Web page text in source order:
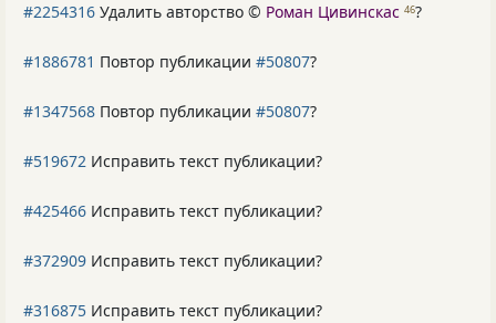
#2254316 Удалить авторство © Роман Цивинскас 46?
#1886781 Повтор публикации #50807?
#1347568 Повтор публикации #50807?
#519672 Исправить текст публикации?
#425466 Исправить текст публикации?
#372909 Исправить текст публикации?
#316875 Исправить текст публикации?